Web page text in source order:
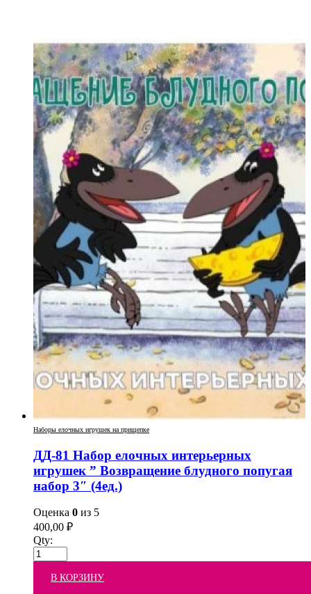
Наборы елочных игрушек на прищепке
ДД-81 Набор елочных интерьерных
игрушек ” Возвращение блудного попугая
набор 3″ (4ед.)
Оценка 0 из 5
400,00 ₽
Qty:
В КОРЗИНУ